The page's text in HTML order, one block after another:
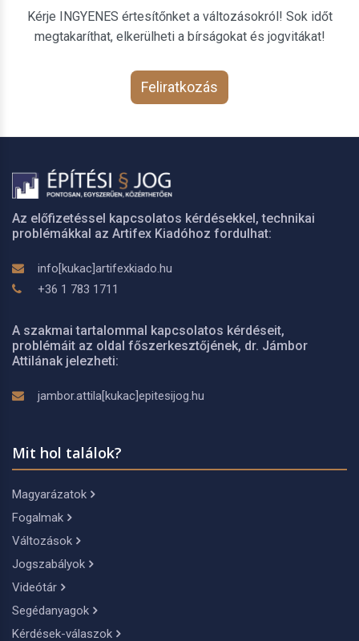
Kérje INGYENES értesítőnket a változásokról! Sok időt
megtakaríthat, elkerülheti a bírságokat és jogvitákat!
Feliratkozás
Az előfizetéssel kapcsolatos kérdésekkel, technikai
problémákkal az Artifex Kiadóhoz fordulhat:
info[kukac]artifexkiado.hu
+36 1 783 1711
A szakmai tartalommal kapcsolatos kérdéseit,
problémáit az oldal főszerkesztőjének, dr. Jámbor
Attilának jelezheti:
jambor.attila[kukac]epitesijog.hu
Mit hol találok?
Magyarázatok
Fogalmak
Változások
Jogszabályok
Videótár
Segédanyagok
Kérdések-válaszok